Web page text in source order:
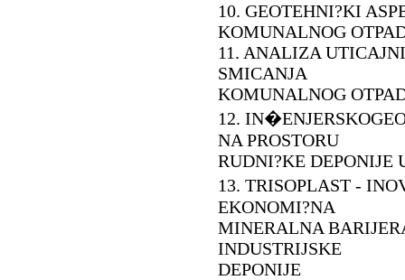
10. GEOTEHNI?KI
KOMUNALNOG
11. ANALIZA
SMICANJA
KOMUNALNOG
12.
NA PROSTORU
RUDNI?KE DEPONIJE
13. TRISOPLAST -
EKONOMI?NA
MINERALNA
INDUSTRIJSKE
DEPONIJE